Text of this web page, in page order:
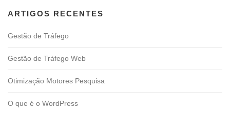
ARTIGOS RECENTES
Gestão de Tráfego
Gestão de Tráfego Web
Otimização Motores Pesquisa
O que é o WordPress